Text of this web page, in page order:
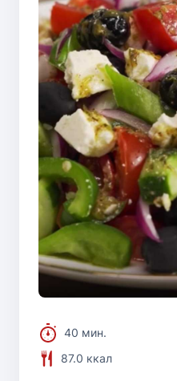
40 мин.
87.0 ккал